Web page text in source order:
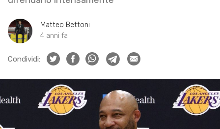
Matteo Bettoni
4 anni fa
Condividi: